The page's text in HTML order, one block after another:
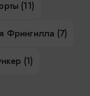
(11)
Фрингилла (7)
(1)